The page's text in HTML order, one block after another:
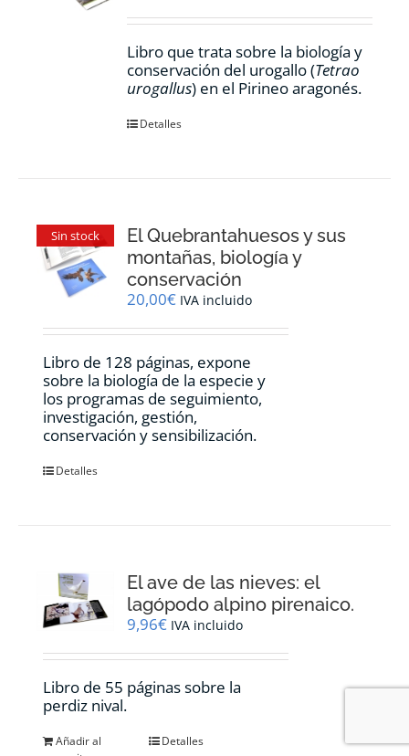
Libro que trata sobre la biología y
conservación del urogallo (Tetrao
urogallus) en el Pirineo aragonés.
Detalles
Sin stock
El Quebrantahuesos y sus
montañas, biología y
conservación
20,00€ IVA incluido
Libro de 128 páginas, expone
sobre la biología de la especie y
los programas de seguimiento,
investigación, gestión,
conservación y sensibilización.
Detalles
El ave de las nieves: el
lagópodo alpino pirenaico.
9,96€ IVA incluido
Libro de 55 páginas sobre la
perdiz nival.
Añadir al
Detalles